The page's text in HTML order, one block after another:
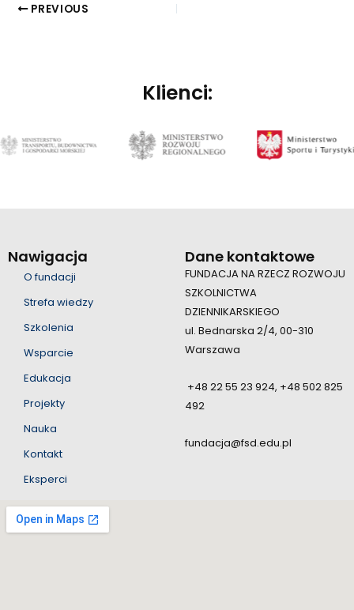
PREVIOUS
Klienci:
Nawigacja
O fundacji
Strefa wiedzy
Szkolenia
Wsparcie
Edukacja
Projekty
Nauka
Kontakt
Eksperci
Dane kontaktowe
FUNDACJA NA RZECZ ROZWOJU
SZKOLNICTWA
DZIENNIKARSKIEGO
ul. Bednarska 2/4, 00-310
Warszawa
+48 22 55 23 924, +48 502 825
492
fundacja@fsd.edu.pl